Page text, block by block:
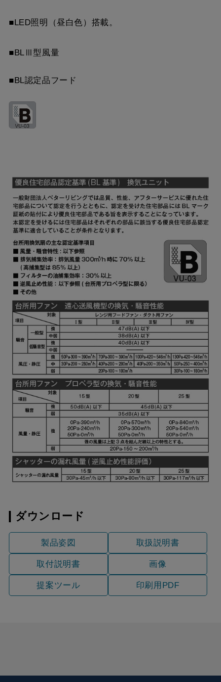
MPB-6565 SI
MPB-6665 SI
YMP565-C300 BK
YMP665-C300 BK
YMP665-C300 SBK ¥10,780（税抜価格 ￥
YMKP465-C350 BK ¥7,810（税抜価格 ￥
YMKP465-C350 W ¥7,810（税抜価格 ￥
YMKP465-C350 SI ¥9,570（税抜価格 ￥
YMKP465-C350
SBK
YMKP565-C350 BK ¥7,810（税抜価格 ￥
YMKP565-C350 W ¥7,810（税抜価格 ￥
YMKP565-C350 SI ¥9,570（税抜価格 ￥
YMKP565-C350
¥10,780（税抜価格 ￥
YMKP665-C350 BK ¥7,810（税抜価格 ￥
YMKP665-C350 W ¥7,810（税抜価格 ￥
YMKP665-C350
SBK
■LED照明（昼白色）搭載。
■BLⅢ型風量
■BL認定品フード
ダウンロード
製品姿図 取扱説明書
取付説明書 画像
提案ツール 印刷用PDF